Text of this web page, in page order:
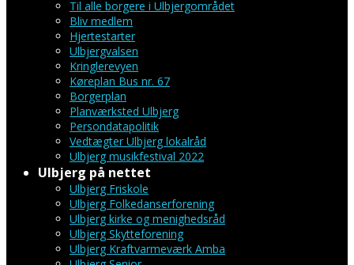
Til alle borgere i Ulbjergområdet
Bliv medlem
Hjertestarter
Ulbjergvalsen
Kringlerevyen
Køreplan Bus nr. 67
Borgerplan
Planværksted Ulbjerg
Persondatapolitik
Vedtægter Ulbjerg lokalråd
Ulbjerg musikfestival 2022
Ulbjerg på nettet
Ulbjerg Friskole
Ulbjerg Folkedanserforening
Ulbjerg kirke og menighedsråd
Ulbjerg Skytteforening
Ulbjerg Kraftvarmeværk Amba